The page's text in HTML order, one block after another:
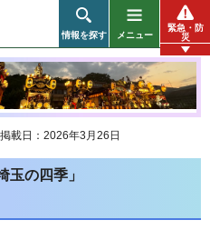
情報を探す メニュー
緊急・防
災
掲載日：2026年3月26日
の四季」